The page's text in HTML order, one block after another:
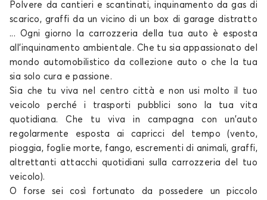
Telo copriauto per HONDA CR-V
CR-Z
Polvere da cantieri e scantinati, inquinamento da gas di
scarico, graffi da un vicino di un box di garage distratto
... Ogni giorno la carrozzeria della tua auto è esposta
all'inquinamento ambientale. Che tu sia appassionato del
mondo automobilistico da collezione auto o che la tua
sia solo cura e passione.
Sia che tu viva nel centro città e non usi molto il tuo
veicolo perché i trasporti pubblici sono la tua vita
quotidiana. Che tu viva in campagna con un'auto
regolarmente esposta ai capricci del tempo (vento,
pioggia, foglie morte, fango, escrementi di animali, graffi,
altrettanti attacchi quotidiani sulla carrozzeria del tuo
veicolo).
O forse sei così fortunato da possedere un piccolo